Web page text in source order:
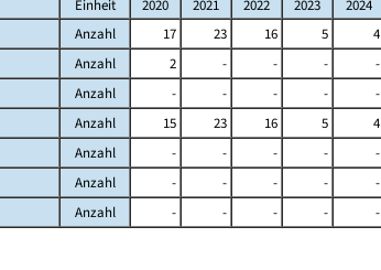
Einheit 2020 2021 2022 2023 2024
Anzahl 17 23 16 5 4
Anzahl 2 - - - -
Anzahl - - - - -
Anzahl 15 23 16 5 4
Anzahl - - - - -
Anzahl - - - - -
Anzahl - - - - -